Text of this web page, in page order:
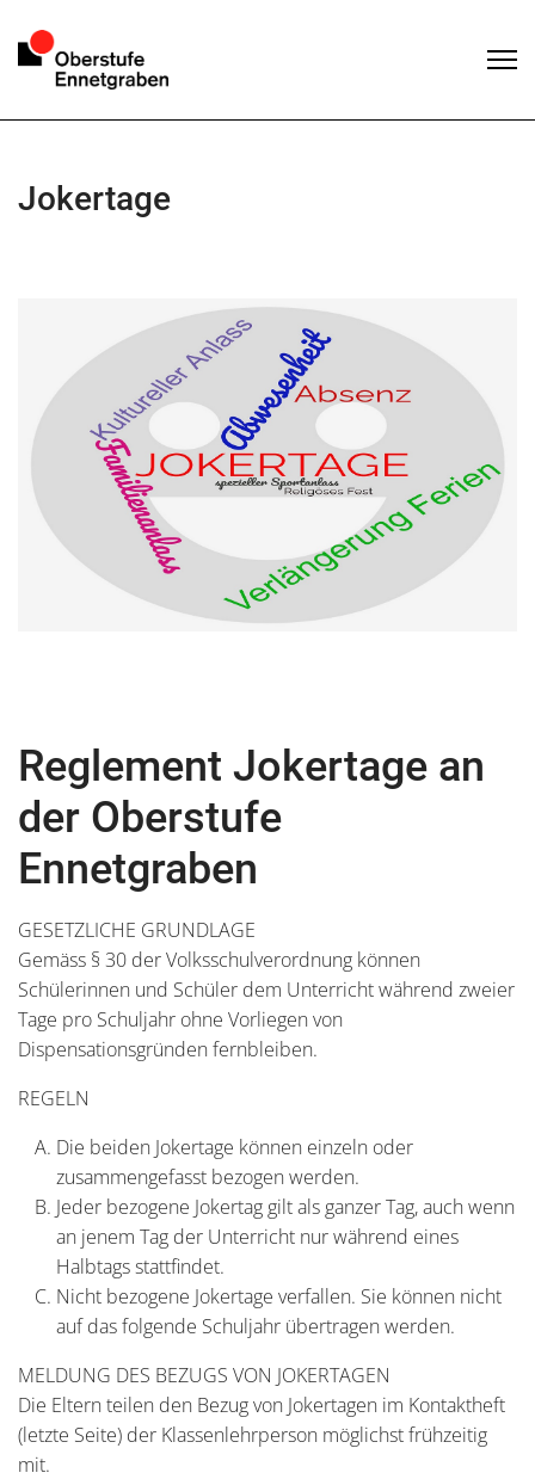
Jokertage
Reglement Jokertage an
der Oberstufe
Ennetgraben
GESETZLICHE GRUNDLAGE
Gemäss § 30 der Volksschulverordnung können
Schülerinnen und Schüler dem Unterricht während zweier
Tage pro Schuljahr ohne Vorliegen von
Dispensationsgründen fernbleiben.
REGELN
Die beiden Jokertage können einzeln oder
zusammengefasst bezogen werden.
Jeder bezogene Jokertag gilt als ganzer Tag, auch wenn
an jenem Tag der Unterricht nur während eines
Halbtags stattfindet.
Nicht bezogene Jokertage verfallen. Sie können nicht
auf das folgende Schuljahr übertragen werden.
MELDUNG DES BEZUGS VON JOKERTAGEN
Die Eltern teilen den Bezug von Jokertagen im Kontaktheft
(letzte Seite) der Klassenlehrperson möglichst frühzeitig
mit.